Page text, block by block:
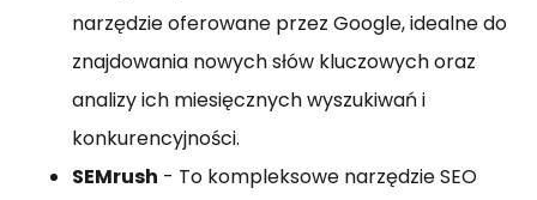
narzędzie oferowane przez Google, idealne do
znajdowania nowych słów kluczowych oraz
analizy ich miesięcznych wyszukiwań i
konkurencyjności.
SEMrush - To kompleksowe narzędzie SEO